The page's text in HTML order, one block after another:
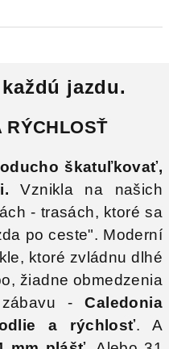
jazdu.
RÝCHLOSŤ
škatuľkovať,
Vznikla na našich
- trasách, ktoré sa
po ceste". Moderní
ktoré zvládnu dlhé
žiadne obmedzenia
zábavu -Caledonia
a rýchlosť. A